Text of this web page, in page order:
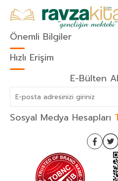
Önemli Bilgiler
Hızlı Erişim
E-Bülten
Sosyal Medya Hesapları